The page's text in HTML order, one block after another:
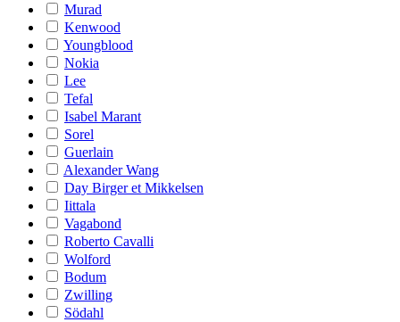
Murad
Kenwood
Youngblood
Nokia
Lee
Tefal
Isabel Marant
Sorel
Guerlain
Alexander Wang
Day Birger et Mikkelsen
Iittala
Vagabond
Roberto Cavalli
Wolford
Bodum
Zwilling
Södahl